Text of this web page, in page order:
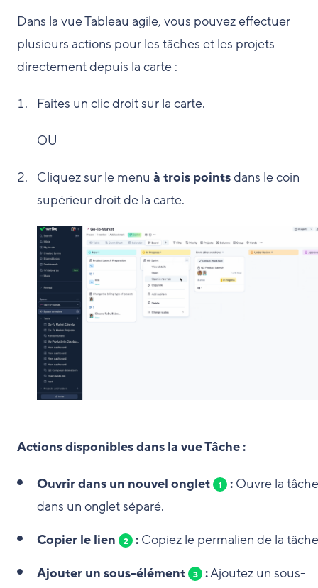
Dans la vue Tableau agile, vous pouvez effectuer
plusieurs actions pour les tâches et les projets
directement depuis la carte :
Faites un clic droit sur la carte.
OU
Cliquez sur le menu à trois pointsdans le coin
supérieur droit de la carte.
Actions disponibles dans la vue Tâche :
Ouvrir dans un nouvel onglet 1 : Ouvre la tâche
dans un onglet séparé.
Copier le lien
2 : Copiez le permalien de la
Ajouter un sous-élément
3 :Ajoutez un sous-